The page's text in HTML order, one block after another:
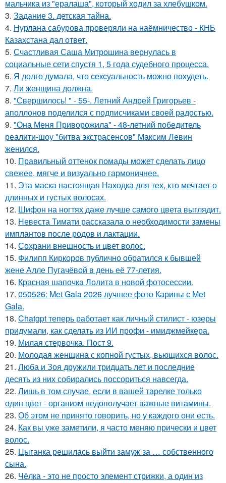
мальчика из "ералаша", который ходил за хлебушком.
3. Задание 3. детская тайна.
4. Нурлана сабурова проверяли на наёмничество - КНБ
Казахстана дал ответ.
5. Счастливая Саша Митрошина вернулась в
социальные сети спустя 1, 5 года судебного процесса.
6. Я долго думала, что сексуальность можно похудеть.
7. Ли женщина должна.
8. "Свершилось! " - 55-. Летний Андрей Григорьев -
аполлонов поделился с подписчиками своей радостью.
9. "Она Меня Приворожила" - 48-летний победитель
реалити-шоу "битва экстрасенсов" Максим Левин
женился.
10. Правильный оттенок помады может сделать лицо
свежее, мягче и визуально гармоничнее.
11. Эта маска настоящая Находка для тех, кто мечтает о
длинных и густых волосах.
12. Шифон на ногтях даже лучше самого цвета выглядит.
13. Невеста Тимати рассказала о необходимости замены
имплантов после родов и лактации.
14. Сохрани внешность и цвет волос.
15. Филипп Киркоров публично обратился к бывшей
жене Алле Пугачёвой в день её 77-летия.
16. Красная шапочка Лолита в новой фотосессии.
17. 050526: Met Gala 2026 лучшее фото Карины с Met
Gala.
18. Chatgpt теперь работает как личный стилист - юзеры
придумали, как сделать из ИИ профи - имиджмейкера.
19. Милая стервочка. Пост 9.
20. Молодая женщина с копной густых, вьющихся волос.
21. Люба и Зоя дружили тридцать лет и последние
десять из них собирались поссориться навсегда.
22. Лишь в том случае, если в вашей тарелке только
один цвет - организм недополучает важные витамины.
23. Об этом не принято говорить, но у каждого они есть.
24. Как вы уже заметили, я часто меняю прически и цвет
волос.
25. Цыганка решилась выйти замуж за … собственного
сына.
26. Чёлка - это не просто элемент стрижки, а один из